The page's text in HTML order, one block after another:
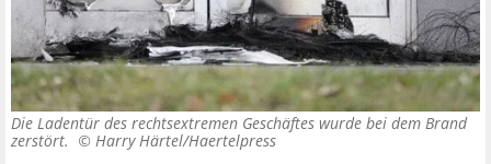
Die Ladentür des rechtsextremen Geschäftes wurde bei dem Brand
zerstört. © Harry Härtel/Haertelpress